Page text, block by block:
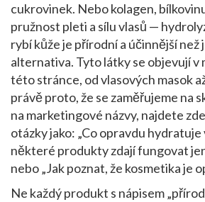
cukrovinek. Nebokolagen,
pružnost pleti a sílu vlasů —
rybí kůže je přírodní a účinnější
alternativa. Tyto látky se objevují v
této stránce, od vlasových masok
právě proto, že se zaměřujeme na
na marketingové názvy, najdete
otázky jako: „Co opravdu hydratuje
některé produkty zdají fungovat
nebo „Jak poznat, že kosmetika je
Ne každý produkt s nápisem